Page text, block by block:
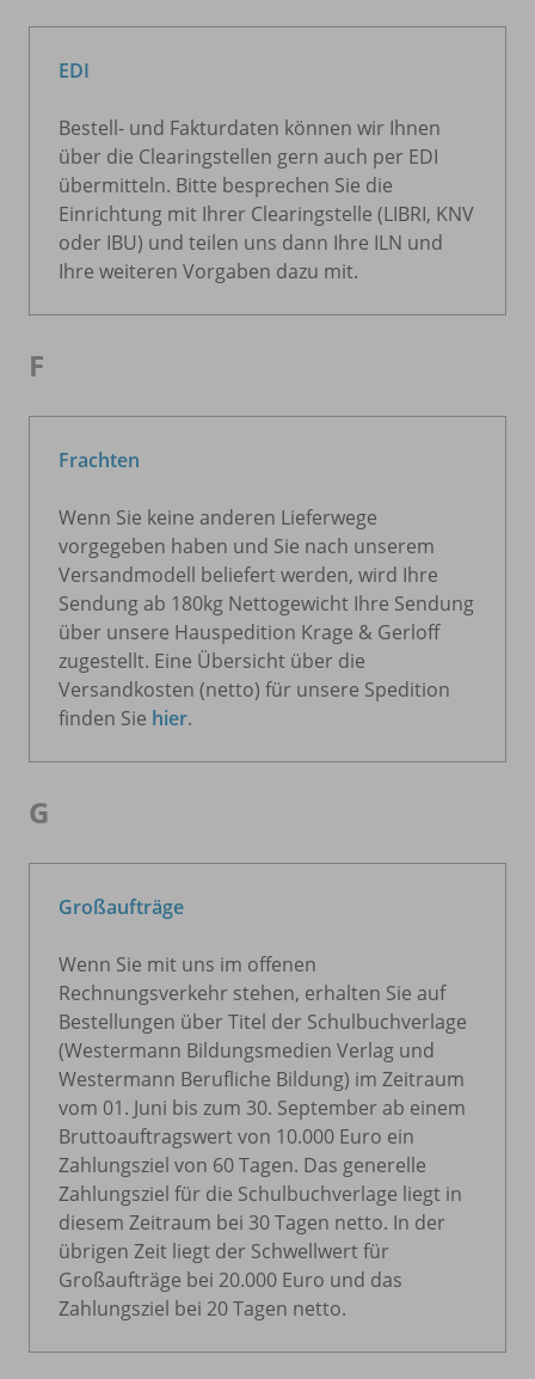
EDI
Bestell- und Fakturdaten können wir Ihnen
über die Clearingstellen gern auch per EDI
übermitteln. Bitte besprechen Sie die
Einrichtung mit Ihrer Clearingstelle (LIBRI, KNV
oder IBU) und teilen uns dann Ihre ILN und
Ihre weiteren Vorgaben dazu mit.
F
Frachten
Wenn Sie keine anderen Lieferwege
vorgegeben haben und Sie nach unserem
Versandmodell beliefert werden, wird Ihre
Sendung ab 180kg Nettogewicht Ihre Sendung
über unsere Hauspedition Krage & Gerloff
zugestellt. Eine Übersicht über die
Versandkosten (netto) für unsere Spedition
finden Sie hier.
G
Großaufträge
Wenn Sie mit uns im offenen
Rechnungsverkehr stehen, erhalten Sie auf
Bestellungen über Titel der Schulbuchverlage
(Westermann Bildungsmedien Verlag und
Westermann Berufliche Bildung) im Zeitraum
vom 01. Juni bis zum 30. September ab einem
Bruttoauftragswert von 10.000 Euro ein
Zahlungsziel von 60 Tagen. Das generelle
Zahlungsziel für die Schulbuchverlage liegt in
diesem Zeitraum bei 30 Tagen netto. In der
übrigen Zeit liegt der Schwellwert für
Großaufträge bei 20.000 Euro und das
Zahlungsziel bei 20 Tagen netto.